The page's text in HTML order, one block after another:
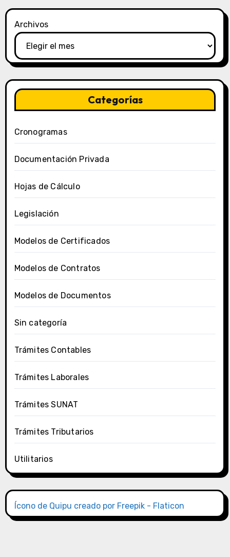
Archivos
Categorías
Cronogramas
Documentación Privada
Hojas de Cálculo
Legislación
Modelos de Certificados
Modelos de Contratos
Modelos de Documentos
Sin categoría
Trámites Contables
Trámites Laborales
Trámites SUNAT
Trámites Tributarios
Utilitarios
Ícono de Quipu creado por Freepik - Flaticon